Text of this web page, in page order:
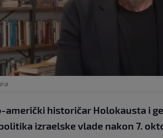
američki historičar Holokausta i
izraelske vlade nakon 7.